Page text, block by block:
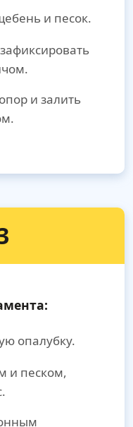
и песок.
и залить
опалубку.
и песком,